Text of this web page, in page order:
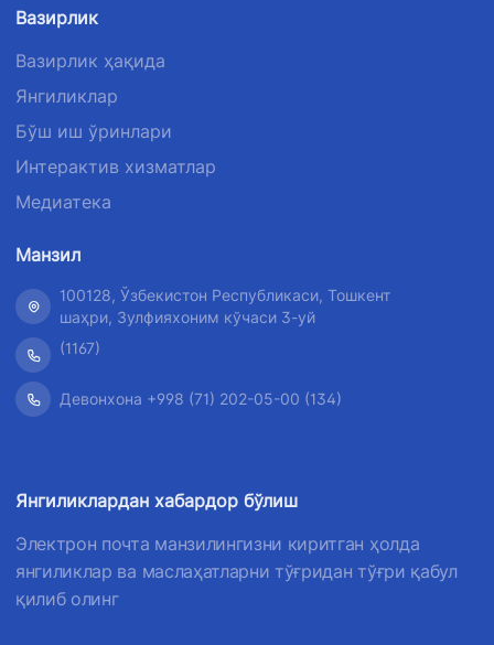
Вазирлик
Вазирлик ҳақида
Янгиликлар
Бўш иш ўринлари
Интерактив хизматлар
Медиатека
Манзил
100128, Ўзбекистон Республикаси, Тошкент
шаҳри, Зулфияхоним кўчаси 3-уй
(1167)
Девонхона +998 (71) 202-05-00 (134)
Янгиликлардан хабардор бўлиш
Электрон почта манзилингизни киритган ҳолда
янгиликлар ва маслаҳатларни тўғридан тўғри қабул
қилиб олинг